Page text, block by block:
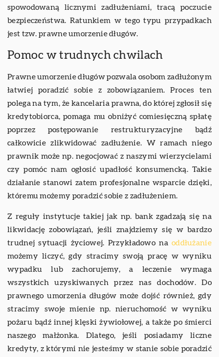
spowodowaną licznymi zadłużeniami, tracą poczucie
bezpieczeństwa. Ratunkiem w tego typu przypadkach
jest tzw. prawne umorzenie długów.
Pomoc w trudnych chwilach
Prawne umorzenie długów pozwala osobom zadłużonym
łatwiej poradzić sobie z zobowiązaniem. Proces ten
polega na tym, że kancelaria prawna, do której zgłosił się
kredytobiorca, pomaga mu obniżyć comiesięczną spłatę
poprzez postępowanie restrukturyzacyjne bądź
całkowicie zlikwidować zadłużenie. W ramach niego
prawnik może np. negocjować z naszymi wierzycielami
czy pomóc nam ogłosić upadłość konsumencką. Takie
działanie stanowi zatem profesjonalne wsparcie dzięki,
któremu możemy poradzić sobie z zadłużeniem.
Z reguły instytucje takiej jak np. bank zgadzają się na
likwidację zobowiązań, jeśli znajdziemy się w bardzo
trudnej sytuacji życiowej. Przykładowo na oddłużanie
możemy liczyć, gdy stracimy swoją pracę w wyniku
wypadku lub zachorujemy, a leczenie wymaga
wszystkich uzyskiwanych przez nas dochodów. Do
prawnego umorzenia długów może dojść również, gdy
stracimy swoje mienie np. nieruchomość w wyniku
pożaru bądź innej klęski żywiołowej, a także po śmierci
naszego małżonka. Dlatego, jeśli posiadamy liczne
kredyty, z którymi nie jesteśmy w stanie sobie poradzić